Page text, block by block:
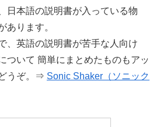
日本語の説明書が入っている物
あります。
、英語の説明書が苦手な人向け
ついて 簡単にまとめたものもアッ
うぞ。⇒ Sonic Shaker（ソニック